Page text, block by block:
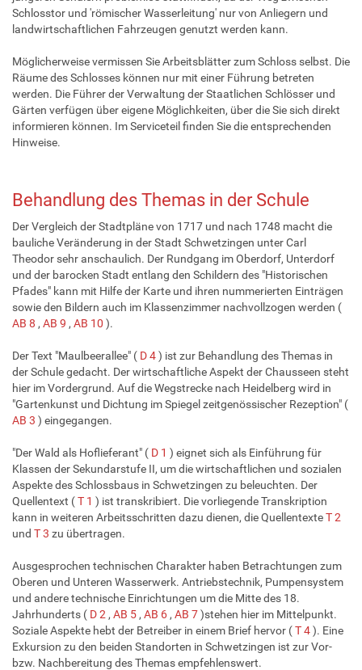
Schlosstor und 'römischer Wasserleitung' nur von Anliegern und
landwirtschaftlichen Fahrzeugen genutzt werden kann.
Möglicherweise vermissen Sie Arbeitsblätter zum Schloss selbst. Die
Räume des Schlosses können nur mit einer Führung betreten
werden. Die Führer der Verwaltung der Staatlichen Schlösser und
Gärten verfügen über eigene Möglichkeiten, über die Sie sich direkt
informieren können. Im Serviceteil finden Sie die entsprechenden
Hinweise.
Behandlung des Themas in der Schule
Der Vergleich der Stadtpläne von 1717 und nach 1748 macht die
bauliche Veränderung in der Stadt Schwetzingen unter Carl
Theodor sehr anschaulich. Der Rundgang im Oberdorf, Unterdorf
und der barocken Stadt entlang den Schildern des "Historischen
Pfades" kann mit Hilfe der Karte und ihren nummerierten Einträgen
sowie den Bildern auch im Klassenzimmer nachvollzogen werden (
AB 8 , AB 9 , AB 10 ).
Der Text "Maulbeerallee" ( D 4) ist zur Behandlung des Themas in
der Schule gedacht. Der wirtschaftliche Aspekt der Chausseen steht
hier im Vordergrund. Auf die Wegstrecke nach Heidelberg wird in
"Gartenkunst und Dichtung im Spiegel zeitgenössischer Rezeption" (
AB 3 ) eingegangen.
"Der Wald als Hoflieferant" ( D 1 ) eignet sich als Einführung für
Klassen der Sekundarstufe II, um die wirtschaftlichen und sozialen
Aspekte des Schlossbaus in Schwetzingen zu beleuchten. Der
Quellentext (T 1 ) ist transkribiert. Die vorliegende Transkription
kann in weiteren Arbeitsschritten dazu dienen, die QuellentexteT 2
und T 3 zu übertragen.
Ausgesprochen technischen Charakter haben Betrachtungen zum
Oberen und Unteren Wasserwerk. Antriebstechnik, Pumpensystem
und andere technische Einrichtungen um die Mitte des 18.
Jahrhunderts ( D 2 , AB 5 , AB 6 , AB 7)stehen hier im Mittelpunkt.
Soziale Aspekte hebt der Betreiber in einem Brief hervor (T 4). Eine
Exkursion zu den beiden Standorten in Schwetzingen ist zur Vor-
bzw. Nachbereitung des Themas empfehlenswert.